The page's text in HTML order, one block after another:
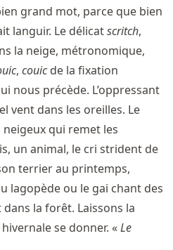
grand mot, parce que bien
languir. Le délicatscritch,
la neige, métronomique,
, couicde la fixation
nous précède. L’oppressant
vent dans les oreilles. Le
qui remet les
un animal, le cri strident de
terrier au printemps,
lagopède ou le gai chant des
la forêt. Laissons la
se donner. «Le